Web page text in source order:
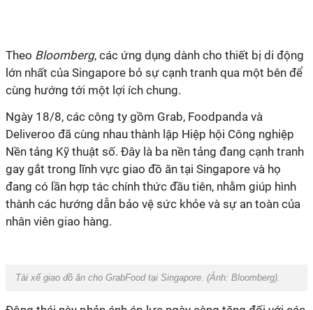
Theo Bloomberg, các ứng dụng dành cho thiết bị di động
lớn nhất của Singapore bỏ sự cạnh tranh qua một bên để
cùng hướng tới một lợi ích chung.
Ngày 18/8, các công ty gồm Grab, Foodpanda và
Deliveroo đã cùng nhau thành lập Hiệp hội Công nghiệp
Nền tảng Kỹ thuật số. Đây là ba nền tảng đang cạnh tranh
gay gắt trong lĩnh vực giao đồ ăn tại Singapore và họ
đang có lần hợp tác chính thức đầu tiên, nhằm giúp hình
thành các hướng dẫn bảo vệ sức khỏe và sự an toàn của
nhân viên giao hàng.
Tài xế giao đồ ăn cho GrabFood tại Singapore. (Ảnh: Bloomberg).